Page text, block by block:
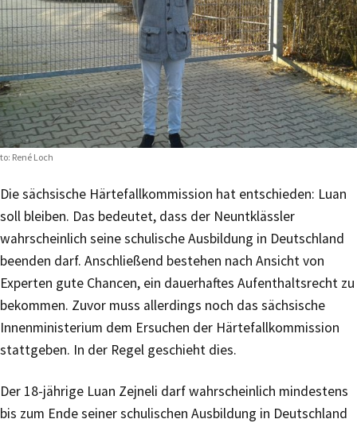
René Loch
Die sächsische Härtefallkommission hat entschieden: Luan
soll bleiben. Das bedeutet, dass der Neuntklässler
wahrscheinlich seine schulische Ausbildung in Deutschland
beenden darf. Anschließend bestehen nach Ansicht von
Experten gute Chancen, ein dauerhaftes Aufenthaltsrecht zu
bekommen. Zuvor muss allerdings noch das sächsische
Innenministerium dem Ersuchen der Härtefallkommission
stattgeben. In der Regel geschieht dies.
Der 18-jährige Luan Zejneli darf wahrscheinlich mindestens
bis zum Ende seiner schulischen Ausbildung in Deutschland